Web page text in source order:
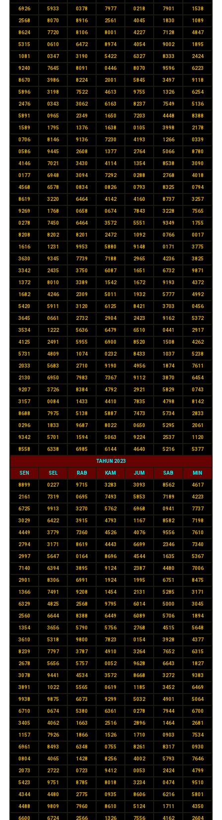
6926 5933 0378 7977 0218 7901 1538
2568 8070 8916 2561 4045 1830 1089
8624 7720 8106 8001 4227 7128 4847
5315 0610 6472 8974 4054 9002 1895
1081 0347 3190 5422 6327 8333 2424
9240 7645 8091 0446 8070 9596 6223
8670 3986 8224 2001 5845 3497 9118
5896 3198 7522 4613 9755 1326 6254
2476 0343 3062 6163 8237 7549 5136
5891 0965 2349 1650 7203 4448 8388
1589 1795 1376 1638 0105 3998 2178
0706 8146 9136 7230 4193 1266 0339
0586 9445 2608 1377 2764 5066 8780
4146 7021 3430 4114 1354 8538 3090
0177 6948 3094 7292 0288 2768 4018
4568 6578 0834 0826 0793 8325 0794
8619 3220 6464 4142 4160 8737 3257
9269 1768 0658 0674 7843 3228 7565
0278 7450 6464 3572 5551 9349 1755
8208 8202 8201 2472 1092 0766 0017
1616 1231 9953 5880 9148 0171 3775
3630 9345 7739 7188 2965 4236 3825
3342 2435 3750 6087 1651 6732 9871
1372 8010 3389 1542 1672 9193 4372
1682 4246 2309 5011 1932 5777 4992
5420 5911 3120 6125 8421 3703 0456
3645 0661 2732 2904 2423 9162 5372
3534 1222 5636 6479 6510 0441 2917
4125 2491 5955 6900 8520 1508 4262
5731 4809 1074 0232 8433 1037 5238
2033 5683 2710 9190 4956 1874 7611
2130 6950 7983 7367 9112 3870 6454
9207 3726 8384 4792 2921 5829 0743
3157 0084 1433 4410 7835 4798 8142
8688 7975 5138 5887 7473 5734 2833
0296 1833 9687 8022 0650 5295 2061
9342 5701 1594 5063 9224 2537 1120
8558 6338 6985 6144 4640 5216 5377
TAHUN 2023
SEN SEL RAB KAM JUM SAB MIN
8899 0227 9715 3283 3093 8562 4617
2161 7319 0695 7493 5853 7189 4223
6725 9913 3270 5762 6968 0941 7737
3029 6422 3915 4793 1167 8582 7198
4449 3779 7360 4526 4076 9556 7610
2794 3171 8619 4443 6699 2346 7340
2997 5647 0164 8696 4544 1635 5367
7140 6394 3895 9124 2387 4480 7006
2901 8306 6991 1924 1995 6751 8475
1366 7491 9208 1454 2131 5285 3171
6329 4825 2568 9795 6014 5000 3045
2560 6644 8388 6449 6089 5706 1894
1354 3656 5790 5756 2768 4515 5648
3610 5318 9800 7823 0154 3928 4377
8239 7797 3787 4910 3264 7652 6315
2678 5656 5757 0052 9628 6643 1827
3078 9441 4534 3572 8668 3272 9383
3891 1022 5565 0619 1185 3452 6469
9938 9875 6073 9299 5032 4901 5064
6710 0674 5380 6361 0278 7944 6700
3405 4062 1663 2516 2896 1464 2681
1157 7926 1866 1526 1710 0903 7534
6961 8493 6348 0755 8261 8317 0930
0804 4065 1428 8256 4002 5793 7646
2073 2722 0723 9412 0053 2424 4799
5423 9751 8785 8018 3234 0474 9510
4344 4480 2775 0935 8606 6216 5801
4488 9809 7960 8610 5124 1711 4350
6600 6724 2566 1326 7556 4162 2604